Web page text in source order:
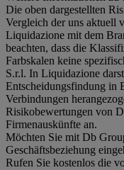
Die oben dargestellten
Vergleich der uns aktuell
Liquidazione mit dem
beachten, dass die
Farbskalen keine
S.r.l. In Liquidazione
Entscheidungsfindung in
Verbindungen
Risikobewertungen von
Firmenauskünfte an.
Möchten Sie mit Db
Geschäftsbeziehung
Rufen Sie kostenlos die